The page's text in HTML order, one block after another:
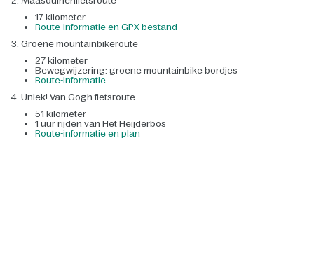
17 kilometer
Route-informatie en GPX-bestand
Groene mountainbikeroute
27 kilometer
Bewegwijzering: groene mountainbike bordjes
Route-informatie
Uniek! Van Gogh fietsroute
51 kilometer
1 uur rijden van Het Heijderbos
Route-informatie en plan